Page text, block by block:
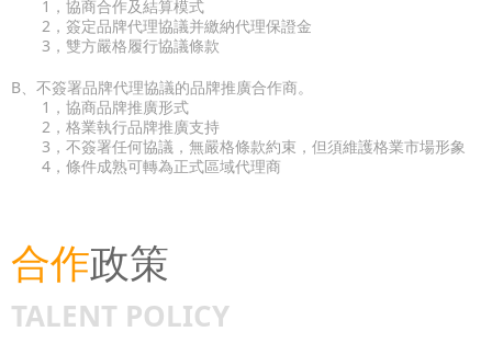
1，協商合作及結算模式
2，簽定品牌代理協議并繳納代理保證金
3，雙方嚴格履行協議條款
B、不簽署品牌代理協議的品牌推廣合作商。
1，協商品牌推廣形式
2，格業執行品牌推廣支持
3，不簽署任何協議，無嚴格條款約束，但須維護格業市場形象
4，條件成熟可轉為正式區域代理商
合作政策
TALENT POLICY